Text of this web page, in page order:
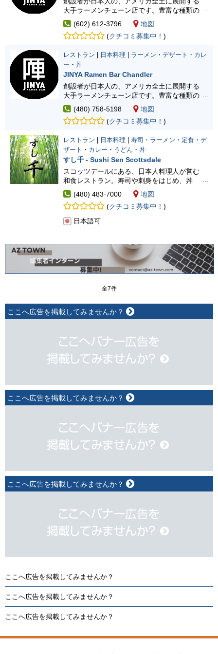
大手ラーメンチェーン店です。豊富な種類の
ラーメンを提供しており、オリジナルの豚骨
ラーメンがオススメ。Central Phoenix店は、
アリゾナ州の2号店目になります。
(602) 612-3796
地図
(クチコミ募集中！ )
レストラン 日本料理 ラーメン ・ デザート ・ カレ
ー ・ 丼
JINYA Ramen Bar Chandler
創設者が日本人の、アメリカ全土に展開する
大手ラーメンチェーン店です。豊富な種類の
ラーメンを提供しており、オリジナルの豚骨
ラーメンがオススメ。Chandler店は、アリゾ
ナ州初の1号店目になります。
(480) 758-5198
地図
(クチコミ募集中！ )
レストラン 日本料理 寿司 ・ ラーメン ・ 定食 ・ デ
ザート ・ カレー ・ うどん ・ 丼
すし千 - Sushi Sen Scottsdale
スコッツデールにある、日本人料理人が営む
和食レストラン。寿司や刺身をはじめ、丼
物、麺類、お弁当など、豊富なメニューを取
り揃えています。どの料理もボリューム満点
でおいしく、国籍を問わず多くのお客様に愛
されている人気店です。
(480) 483-7000
地図
(クチコミ募集中！ )
日本語可
全7件
ここへ広告を掲載してみませんか？
ここへ広告を掲載してみませんか？
ここへ広告を掲載してみませんか？
ここへ広告を掲載してみませんか？
ここへ広告を掲載してみませんか？
ここへ広告を掲載してみませんか？